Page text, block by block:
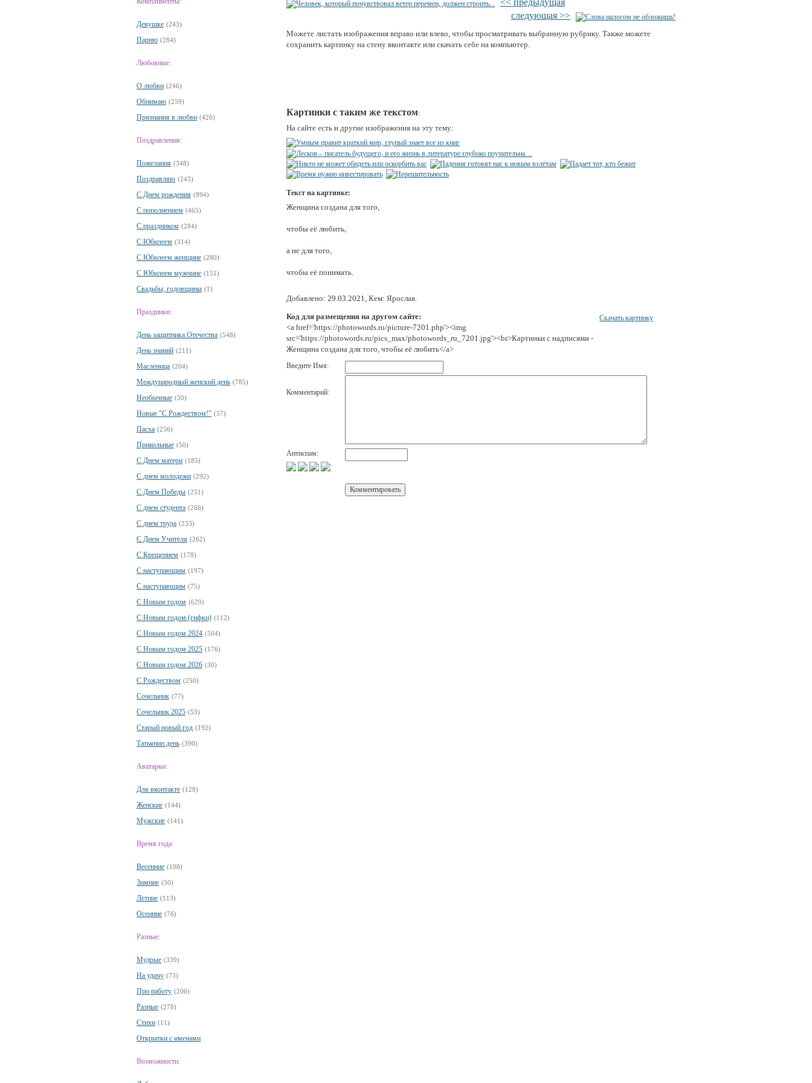
Девушке (243)
Парню (284)
Любовные:
О любви (246)
Обнимаю (259)
Признания в любви (426)
Поздравления:
Пожелания (348)
Поздравляю (243)
С Днем рождения (894)
С пополнением (465)
С праздником (284)
С Юбилеем (314)
С Юбилеем женщине (280)
С Юбилеем мужчине (151)
Свадьбы, годовщины (1)
Праздники:
День защитника Отечества (548)
День знаний (211)
Масленица (204)
Международный женский день (785)
Необычные (50)
Новые "С Рождеством!" (57)
Пасха (256)
Прикольные (50)
С Днем матери (185)
С днем молодежи (292)
С Днем Победы (251)
С днем студента (266)
С днем труда (233)
С Днем Учителя (262)
С Крещением (178)
С наступающим (197)
С наступающим (75)
С Новым годом (629)
С Новым годом (гифки) (112)
С Новым годом 2024 (504)
С Новым годом 2025 (176)
С Новым годом 2026 (30)
С Рождеством (250)
Сочельник (77)
Сочельник 2025 (53)
Старый новый год (192)
Татьянин день (390)
Аватарки:
Для вконтакте (128)
Женские (144)
Мужские (141)
Время года:
Весенние (108)
Зимние (50)
Летние (113)
Осенние (76)
Разные:
Мудрые (339)
На удачу (73)
Про работу (206)
Разные (278)
Стихи (11)
Открытки с именами
Возможности:
<< предыдущая
следующая >>
Можете листать изображения вправо или влево, чтобы просматривать выбранную рубрику. Также можете
сохранить картинку на стену вконтакте или скачать себе на компьютер.
Картинки с таким же текстом:
На сайте есть и другие изображения на эту тему:
Текст на картинке:
Женщина создана для того,
чтобы её любить,
а не для того,
чтобы её понимать.
Добавлено: 29.03.2021, Кем: Ярослав.
Код для размещения на другом сайте:
<a href='https://photowords.ru/picture-7201.php'><img
src='https://photowords.ru/pics_max/photowords_ru_7201.jpg'><br>Картинки с надписями -
Женщина создана для того, чтобы её любить</a>
Скачать картинку
Введите Имя:
Комментарий:
Антиспам: